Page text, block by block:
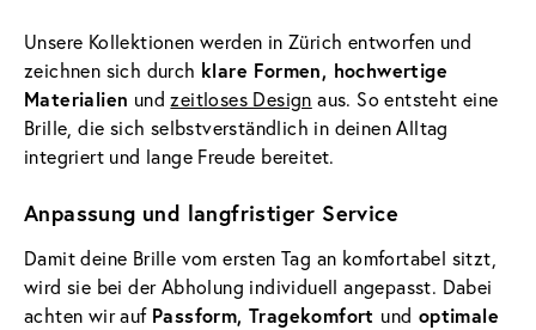
Unsere Kollektionen werden in Zürich entworfen und
zeichnen sich durch klare Formen, hochwertige
Materialien undzeitloses Design aus. So entsteht eine
Brille, die sich selbstverständlich in deinen Alltag
integriert und lange Freude bereitet.
Anpassung und langfristiger Service
Damit deine Brille vom ersten Tag an komfortabel sitzt,
wird sie bei der Abholung individuell angepasst. Dabei
achten wir auf Passform, Tragekomfort und optimale